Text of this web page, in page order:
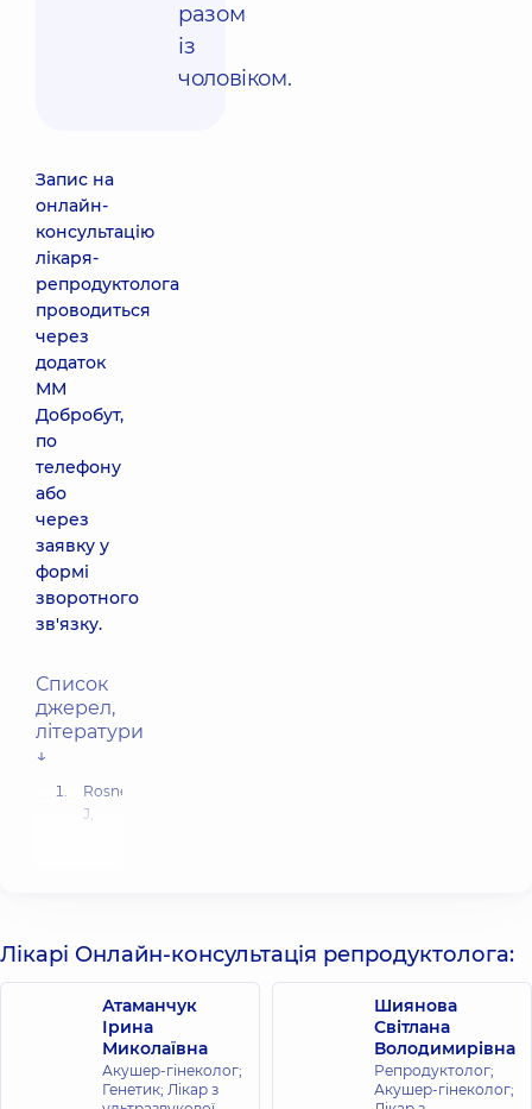
разом
із
чоловіком.
Запис на
онлайн-
консультацію
лікаря-
репродуктолога
проводиться
через
додаток
ММ
Добробут,
по
телефону
або
через
заявку у
формі
зворотного
зв'язку.
Список
джерел,
літератури
↓
Rosner
J,
Female
2021
Oct
9]. In:
StatPearls
Лікарі Онлайн-консультація репродуктолога:
Атаманчук
Ірина
Миколаївна
Акушер-гінеколог;
Генетик; Лікар з
Шиянова
Світлана
Володимирівна
Репродуктолог;
Акушер-гінеколог;